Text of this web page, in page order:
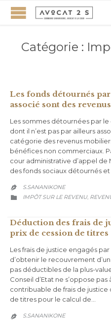
Catégorie :
Les fonds détournés
associé sont des
Les sommes détournées par le
dont il n’est pas par ailleurs
catégorie des revenus
bénéfices non commerciaux.
cour administrative d’appel
des fonds sociaux détournés et
 S.SANANIKONE
 CATEGORY
IMPÔT SUR LE REVENU,
Déduction des frais de
prix de cession de titres
Les frais de justice engagés
d’obtenir le recouvrement
pas déductibles de la plus-
Conseil d’Etat ne s’oppose
contribuable de frais de
de titres pour le calcul de…
 S.SANANIKONE